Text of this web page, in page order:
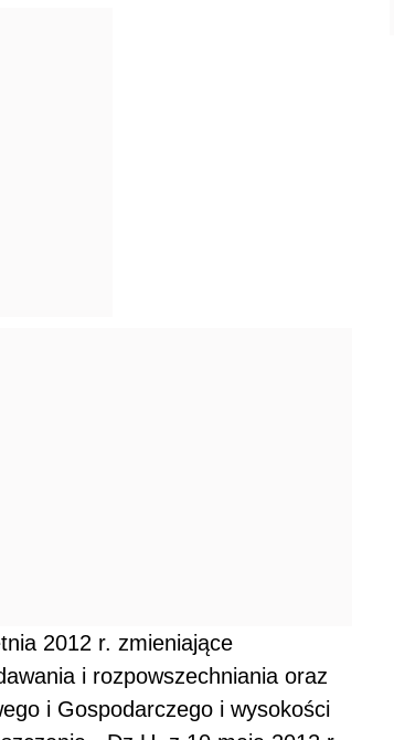
2012 r. zmieniające
i rozpowszechniania oraz
i Gospodarczego i wysokości